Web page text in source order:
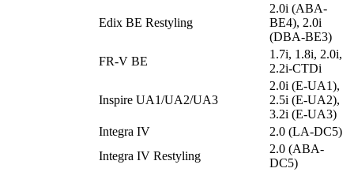
Edix BE Restyling
2.0i (ABA-
BE4), 2.0i
(DBA-BE3)
FR-V BE
1.7i, 1.8i, 2.0i,
2.2i-CTDi
Inspire UA1/UA2/UA3
2.0i (E-UA1),
2.5i (E-UA2),
3.2i (E-UA3)
Integra IV
2.0 (LA-DC5)
Integra IV Restyling
2.0 (ABA-
DC5)